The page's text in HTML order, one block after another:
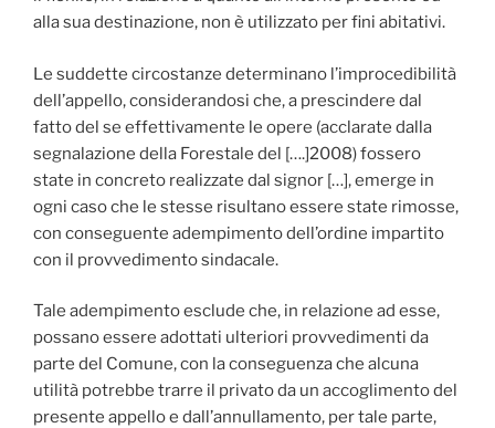
alla sua destinazione, non è utilizzato per fini abitativi.
Le suddette circostanze determinano l’improcedibilità
dell’appello, considerandosi che, a prescindere dal
fatto del se effettivamente le opere (acclarate dalla
segnalazione della Forestale del [….]2008) fossero
state in concreto realizzate dal signor […], emerge in
ogni caso che le stesse risultano essere state rimosse,
con conseguente adempimento dell’ordine impartito
con il provvedimento sindacale.
Tale adempimento esclude che, in relazione ad esse,
possano essere adottati ulteriori provvedimenti da
parte del Comune, con la conseguenza che alcuna
utilità potrebbe trarre il privato da un accoglimento del
presente appello e dall’annullamento, per tale parte,